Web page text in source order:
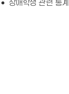
장애학생 관련 통